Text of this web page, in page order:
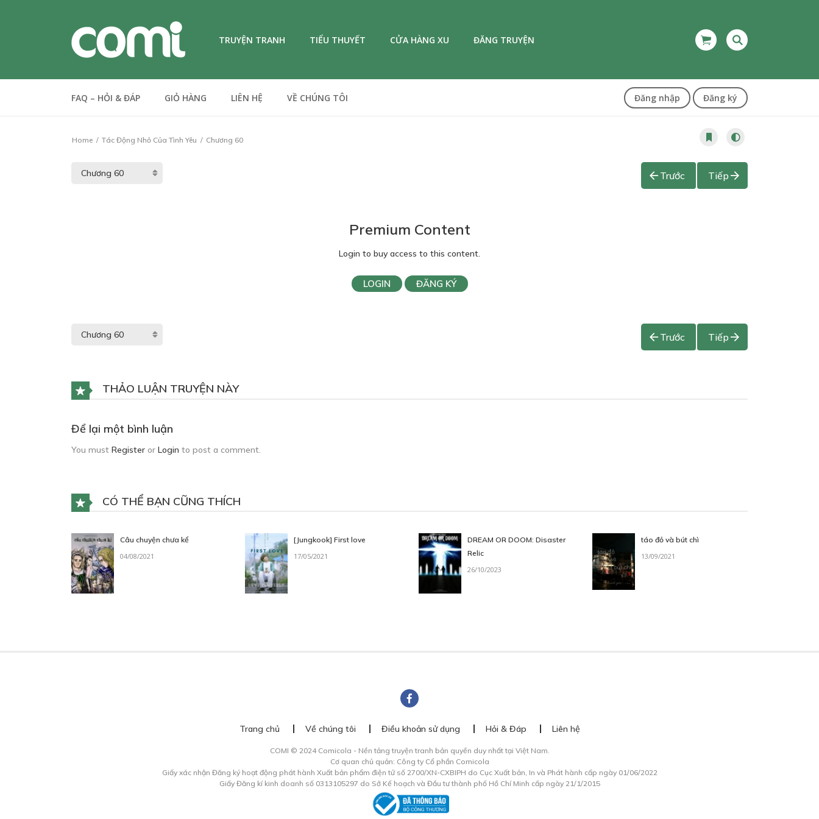
TRUYỆN TRANH TIỂU THUYẾT CỬA HÀNG XU ĐĂNG TRUYỆN
FAQ – HỎI & ĐÁP GIỎ HÀNG LIÊN HỆ VỀ CHÚNG TÔI Đăng nhập Đăng ký
Home Tác Động Nhỏ Của Tình Yêu Chương 60
Trước Tiếp
Premium Content
Login to buy access to this content.
LOGIN ĐĂNG KÝ
Trước Tiếp
THẢO LUẬN TRUYỆN NÀY
Để lại một bình luận
You must Register or Login to post a comment.
CÓ THỂ BẠN CŨNG THÍCH
Câu chuyện chưa kể
04/08/2021
[Jungkook] First love
17/05/2021
DREAM OR DOOM: Disaster
Relic
26/10/2023
táo đỏ và bút chì
13/09/2021
Trang chủ Về chúng tôi Điều khoản sử dụng Hỏi & Đáp Liên hệ
COMI © 2024 Comicola - Nền tảng truyện tranh bản quyền duy nhất tại Việt Nam.
Cơ quan chủ quản: Công ty Cổ phần Comicola
Giấy xác nhận Đăng ký hoạt động phát hành Xuất bản phẩm điện tử số 2700/XN-CXBIPH do Cục Xuất bản, In và Phát hành cấp ngày 01/06/2022
Giấy Đăng kí kinh doanh số 0313105297 do Sở Kế hoạch và Đầu tư thành phố Hồ Chí Minh cấp ngày 21/1/2015